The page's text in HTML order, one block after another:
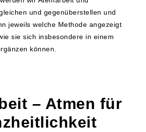
und gegenüberstellen und
jeweils welche Methode angezeigt
sie sich insbesondere in einem
können.
– Atmen für